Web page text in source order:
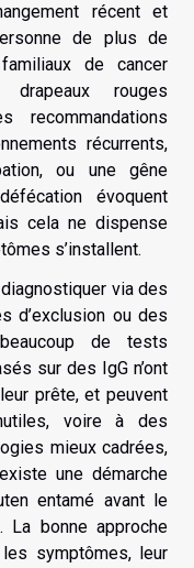
récent et
de plus de
de cancer
rouges
recommandations
récurrents,
ou une gêne
évoquent
cela ne dispense
s’installent.
via des
d’exclusion ou des
de tests
sur des IgG n’ont
prête, et peuvent
voire à des
mieux cadrées,
une démarche
entamé avant le
bonne approche
symptômes, leur